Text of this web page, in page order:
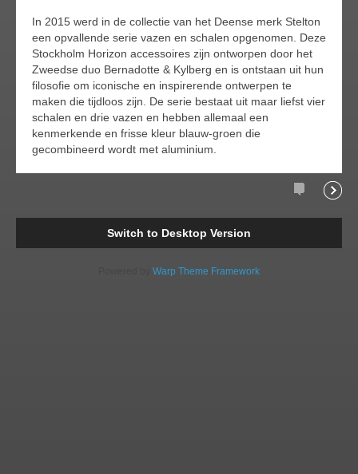
In 2015 werd in de collectie van het Deense merk Stelton
een opvallende serie vazen en schalen opgenomen. Deze
Stockholm Horizon accessoires zijn ontworpen door het
Zweedse duo Bernadotte & Kylberg en is ontstaan uit hun
filosofie om iconische en inspirerende ontwerpen te
maken die tijdloos zijn. De serie bestaat uit maar liefst vier
schalen en drie vazen en hebben allemaal een
kenmerkende en frisse kleur blauw-groen die
gecombineerd wordt met aluminium.
Comments
Switch to Desktop Version
Warp Theme Framework